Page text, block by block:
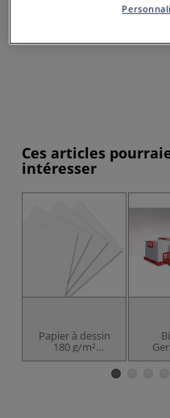
pastelsec et au pastel à
Ces articles
intéresser
Papier à dessin
180 g/m²
Gerstaecker